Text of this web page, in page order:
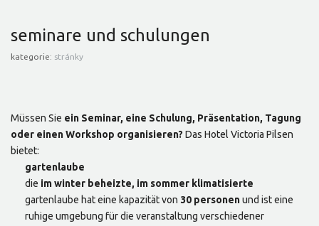
seminare und schulungen
kategorie: stránky
Müssen Sie ein Seminar, eine Schulung, Präsentation, Tagung
oder einen Workshop organisieren? Das Hotel Victoria Pilsen
bietet:
gartenlaube
die im winter beheizte, im sommer klimatisierte
gartenlaube hat eine kapazität von 30 personenund ist eine
ruhige umgebung für die veranstaltung verschiedener